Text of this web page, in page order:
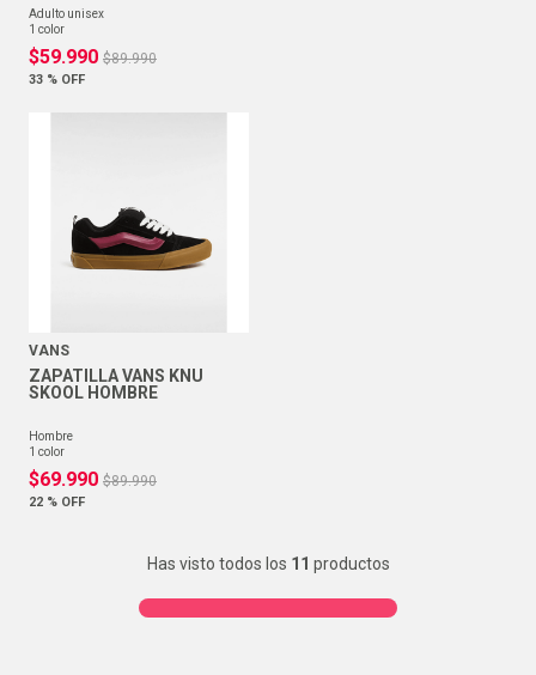
adulto unisex
1 color
$59.990 $89.990
33 % OFF
VANS
ZAPATILLA VANS KNU
SKOOL HOMBRE
hombre
1 color
$69.990 $89.990
22 % OFF
Has visto todos los 11 productos